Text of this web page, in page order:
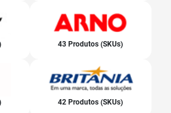
43 Produtos (SKUs)
42 Produtos (SKUs)